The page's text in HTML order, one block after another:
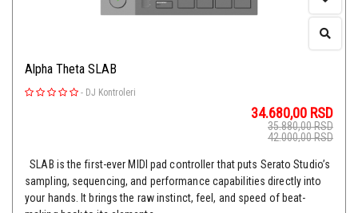
Alpha Theta SLAB
- DJ Kontroleri
34.680,00 RSD
35.880,00RSD
42.000,00RSD
SLAB is the first-ever MIDI pad controller that puts Serato Studio’s
sampling, sequencing, and performance capabilities directly into
your hands. It brings the raw instinct, feel, and speed of beat-